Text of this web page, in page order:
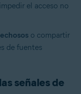
el acceso no
o compartir
de fuentes
señales de